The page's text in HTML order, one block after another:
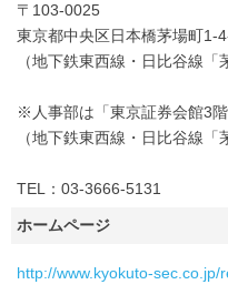
〒103-0025
東京都中央区日本橋茅場町1-
（地下鉄東西線・日比谷線「
※人事部は「東京証券会館3階
（地下鉄東西線・日比谷線「
TEL：03-3666-5131
ホームページ
http://www.kyokuto-sec.co.jp/